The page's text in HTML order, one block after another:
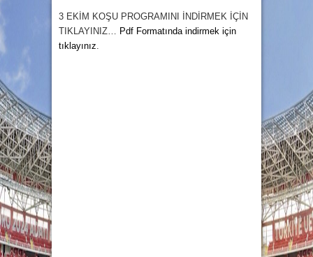
3 EKİM KOŞU PROGRAMINI İNDİRMEK İÇİN
TIKLAYINIZ… Pdf Formatında indirmek için
tıklayınız.